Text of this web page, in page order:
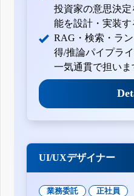
投資家の意思決
能を設計・実装す
RAG・検索・ラ
得/推論パイプラ
一気通貫で担いま
UI/UXデザイナー
業務委託 正社員